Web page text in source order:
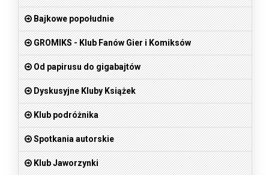
Bajkowe popołudnie
GROMIKS - Klub Fanów Gier i Komiksów
Od papirusu do gigabajtów
Dyskusyjne Kluby Książek
Klub podróżnika
Spotkania autorskie
Klub Jaworzynki